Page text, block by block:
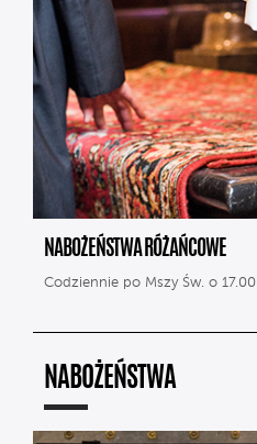
NABOŻEŃSTWA RÓŻAŃCOWE
Codziennie po Mszy Św. o 17.00
NABOŻEŃSTWA